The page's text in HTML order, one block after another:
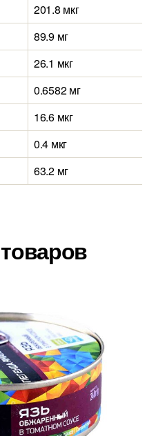
201.8 мкг
89.9 мг
26.1 мкг
0.6582 мг
16.6 мкг
0.4 мкг
63.2 мг